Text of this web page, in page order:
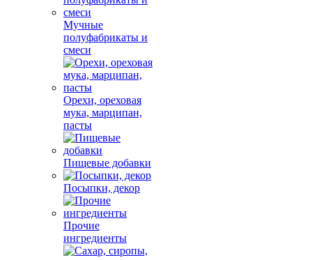
Мучные
полуфабрикаты и
смеси
Орехи, ореховая
мука, марципан,
пасты
Пищевые добавки
Посыпки, декор
Прочие
ингредиенты